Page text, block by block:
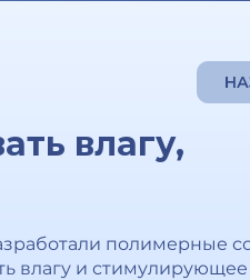
влагу,
полимерные
влагу и стимулирующее